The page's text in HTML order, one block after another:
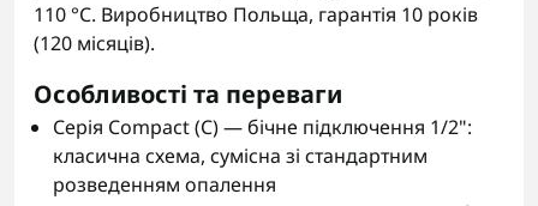
110 °C. Виробництво Польща, гарантія 10 років
(120 місяців).
Особливості та переваги
Серія Compact (C) — бічне підключення 1/2":
класична схема, сумісна зі стандартним
розведенням опалення